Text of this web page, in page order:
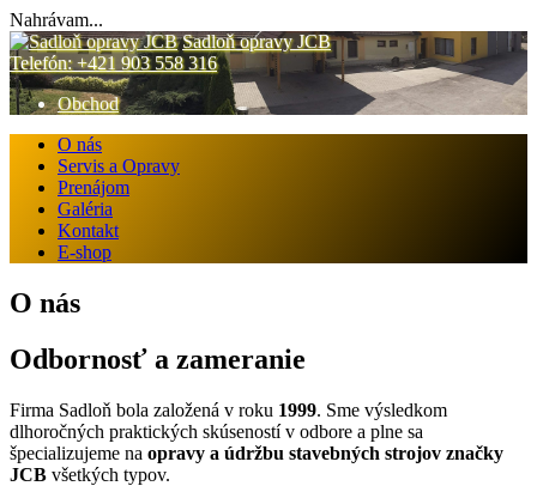
content
Nahrávam...
Prejsť
na
obsah
Sadloň opravy JCB
Telefón:+421 903 558 316
Obchod
O nás
Servis a Opravy
Prenájom
Galéria
Kontakt
E-shop
O nás
Odbornosť a zameranie
Firma Sadloň bola založená v roku 1999. Sme výsledkom
dlhoročných praktických skúseností v odbore a plne sa
špecializujeme na opravy a údržbu stavebných strojov značky
JCB všetkých typov.